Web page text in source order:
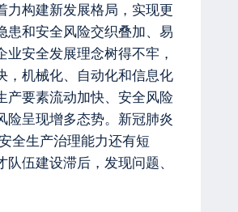
力构建新发展格局，实现更
患和安全风险交织叠加、易
安全发展理念树得不牢，
，机械化、自动化和信息化
产要素流动加快、安全风险
险呈现增多态势。新冠肺炎
全生产治理能力还有短
伍建设滞后，发现问题、